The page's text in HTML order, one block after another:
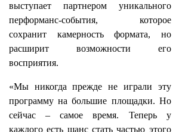
выступает партнером уникального
перформанс-события, которое
сохранит камерность формата, но
расширит возможности его
восприятия.
«Мы никогда прежде не играли эту
программу на большие площадки. Но
сейчас – самое время. Теперь у
каждого есть шанс стать частью этого